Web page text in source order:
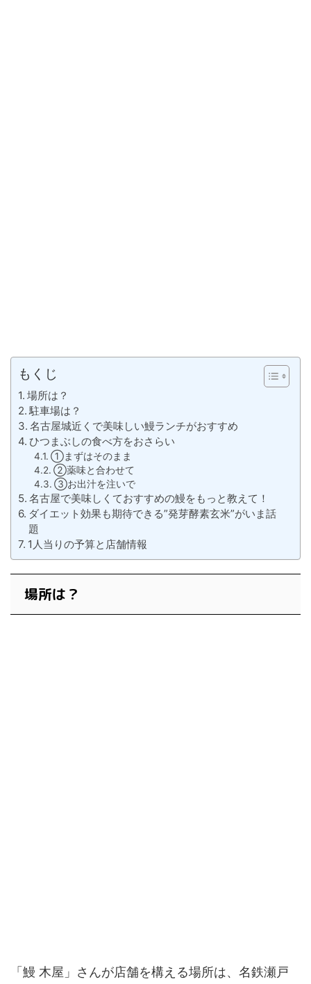
もくじ
場所は？
駐車場は？
名古屋城近くで美味しい鰻ランチがおすすめ
ひつまぶしの食べ方をおさらい
①まずはそのまま
②薬味と合わせて
③お出汁を注いで
名古屋で美味しくておすすめの鰻をもっと教えて！
ダイエット効果も期待できる”発芽酵素玄米”がいま話
題
1人当りの予算と店舗情報
場所は？
「鰻 木屋」さんが店舗を構える場所は、名鉄瀬戸